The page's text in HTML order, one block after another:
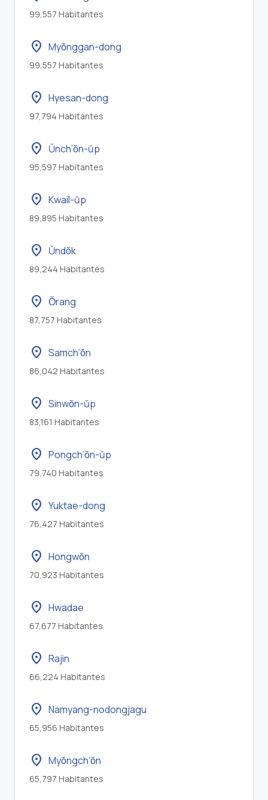
99,557 Habitantes
location_on Myŏnggan-dong
99,557 Habitantes
location_on Hyesan-dong
97,794 Habitantes
location_on Ŭnch’ŏn-ŭp
95,597 Habitantes
location_on Kwail-ŭp
89,895 Habitantes
location_on Ŭndŏk
89,244 Habitantes
location_on Ŏrang
87,757 Habitantes
location_on Samch’ŏn
86,042 Habitantes
location_on Sinwŏn-ŭp
83,161 Habitantes
location_on Pongch’ŏn-ŭp
79,740 Habitantes
location_on Yuktae-dong
76,427 Habitantes
location_on Hongwŏn
70,923 Habitantes
location_on Hwadae
67,677 Habitantes
location_on Rajin
66,224 Habitantes
location_on Namyang-nodongjagu
65,956 Habitantes
location_on Myŏngch’ŏn
65,797 Habitantes